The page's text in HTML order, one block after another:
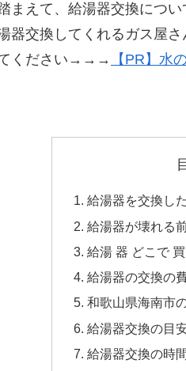
まえて、給湯器交換につ
器交換してくれるガス屋
てください→→→
【PR】水
給湯器を交換し
給湯器が壊れる
給湯 器 どこで
給湯器の交換の
和歌山県海南市
給湯器交換の目
給湯器交換の時